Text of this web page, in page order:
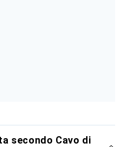
secondo Cavo di